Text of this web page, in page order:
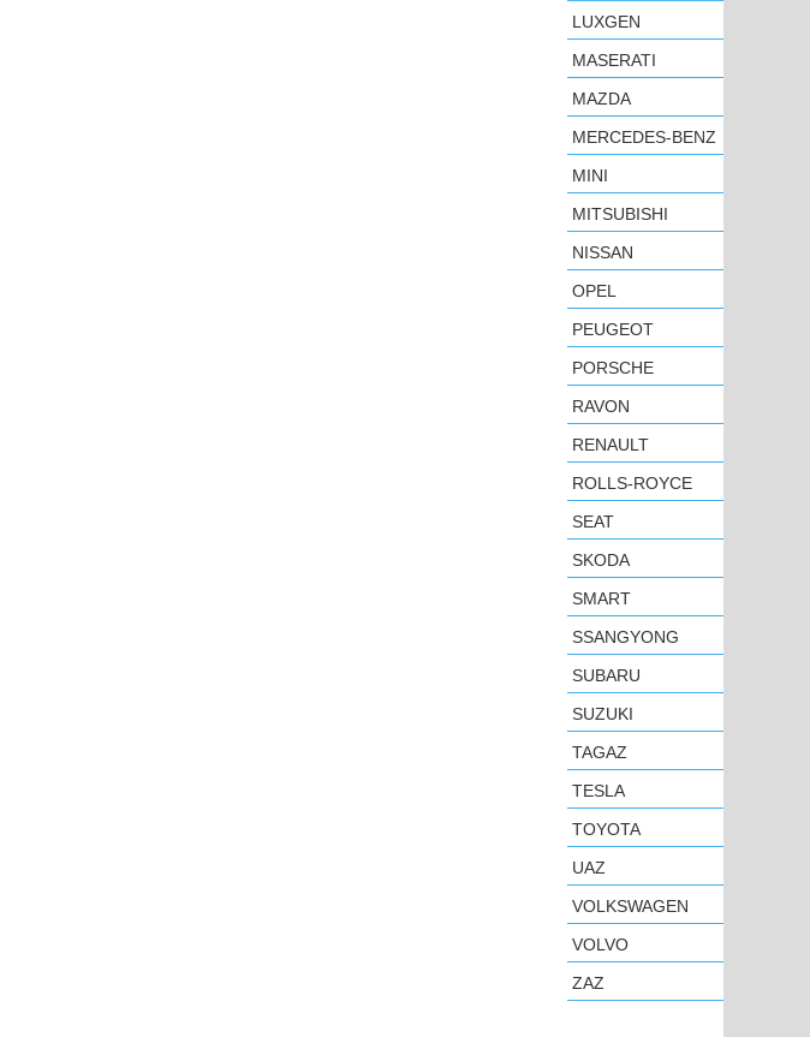
LUXGEN
MASERATI
MAZDA
MERCEDES-BENZ
MINI
MITSUBISHI
NISSAN
OPEL
PEUGEOT
PORSCHE
RAVON
RENAULT
ROLLS-ROYCE
SEAT
SKODA
SMART
SSANGYONG
SUBARU
SUZUKI
TAGAZ
TESLA
TOYOTA
UAZ
VOLKSWAGEN
VOLVO
ZAZ